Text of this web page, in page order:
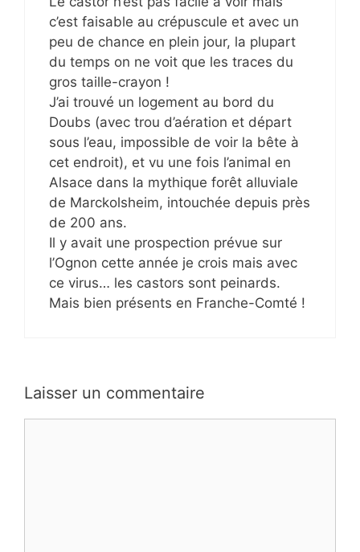
c’est faisable au crépuscule et avec un
peu de chance en plein jour, la plupart
du temps on ne voit que les traces du
gros taille-crayon !
J’ai trouvé un logement au bord du
Doubs (avec trou d’aération et départ
sous l’eau, impossible de voir la bête à
cet endroit), et vu une fois l’animal en
Alsace dans la mythique forêt alluviale
de Marckolsheim, intouchée depuis près
de 200 ans.
Il y avait une prospection prévue sur
l’Ognon cette année je crois mais avec
ce virus… les castors sont peinards.
Mais bien présents en Franche-Comté !
Laisser un commentaire